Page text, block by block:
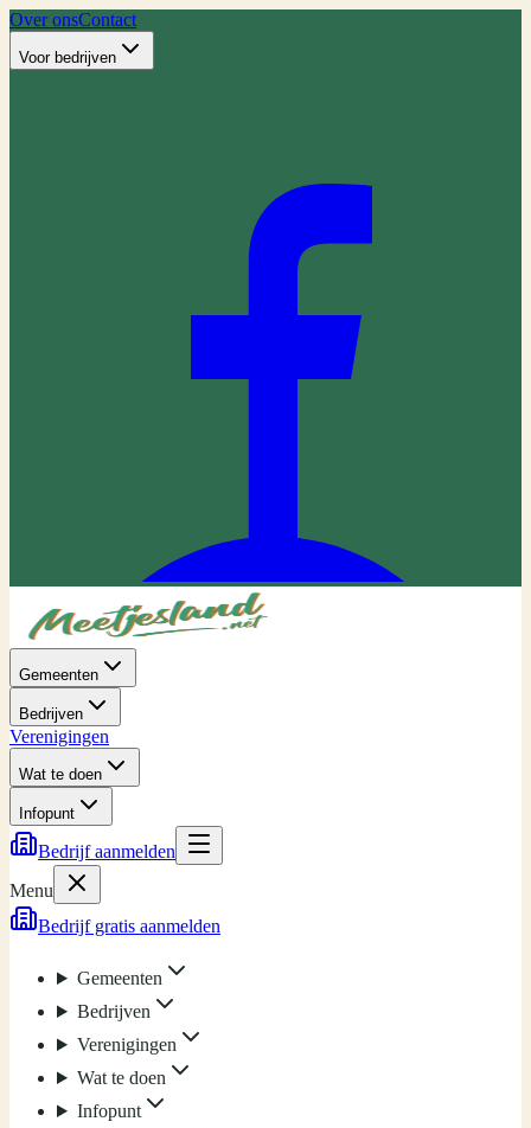
Over onsContact
Voor bedrijven
Gemeenten
Bedrijven
Verenigingen
Wat te doen
Infopunt
Bedrijf aanmelden
Menu
Bedrijf gratis aanmelden
Gemeenten
Bedrijven
Verenigingen
Wat te doen
Infopunt